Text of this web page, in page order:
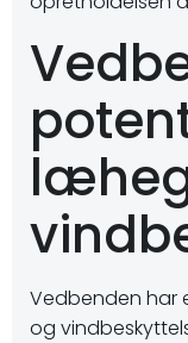
Vedbenden har
og